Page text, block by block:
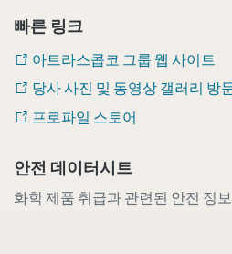
빠른 링크
아트라스콥코 그룹 웹 사이트
당사 사진 및 동영상 갤러리 방
프로파일 스토어
안전 데이터시트
화학 제품 취급과 관련된 안전 정